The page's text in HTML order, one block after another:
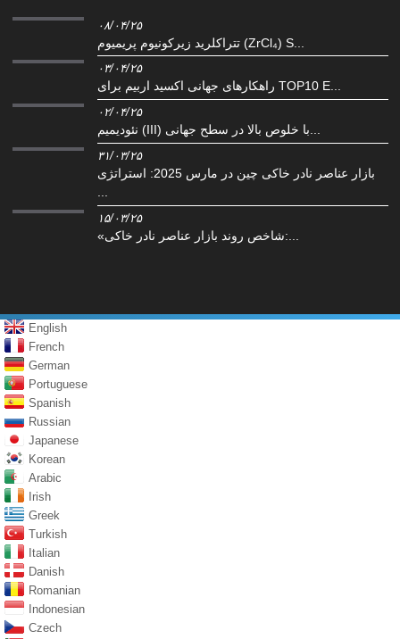
۰۸/۰۴/۲۵
تتراکلرید زیرکونیوم پریمیوم (ZrCl₄) S...
۰۳/۰۴/۲۵
راهکارهای جهانی اکسید اربیم برای TOP10 E...
۰۲/۰۴/۲۵
نئودیمیم (III) با خلوص بالا در سطح جهانی...
۳۱/۰۳/۲۵
بازار عناصر نادر خاکی چین در مارس 2025: استراتژی
۱۵/۰۳/۲۵
«شاخص روند بازار عناصر نادر خاکی:...
English
French
German
Portuguese
Spanish
Russian
Japanese
Korean
Arabic
Irish
Greek
Turkish
Italian
Danish
Romanian
Indonesian
Czech